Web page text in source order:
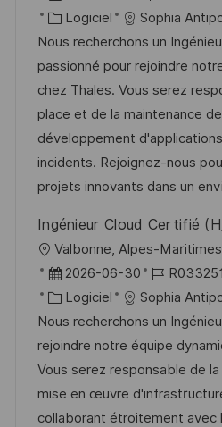
o
s
t
e
c
a
l
i
s
a
t
i
n
a
t
e
d
’
a
f
f
c
h
a
g
e
é
f
é
r
e
n
c
e
u
p
o
s
t
e
C
a
t
é
g
o
r
i
Logiciel
Sophia
Nous recherchons un
passionné pour rejoindre
chez Thales. Vous serez
place et de la maintenance
développement
incidents. Rejoignez-nous
projets innovants dans un
Ingénieur Cloud Certifié
o
c
a
l
i
s
a
Valbonne, Alpes-
D
a
t
e
d
’
a
2026-06-30
R
é
f
é
r
e
n
C
a
t
é
g
o
Logiciel
Sophia
Nous recherchons un
rejoindre notre équipe
Vous serez responsable de
mise en œuvre
collaborant étroitement avec